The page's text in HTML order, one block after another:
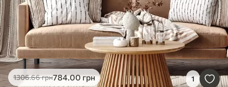
1306.66грн784.00грн 1